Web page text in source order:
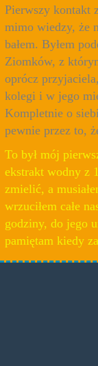
Pierwszy kontakt
mimo wiedzy, że
bałem. Byłem
Ziomków, z
oprócz
kolegi i w jego
Kompletnie o
pewnie przez to,
To był mój
ekstrakt wodny z
zmielić, a
wrzuciłem całe
godziny, do jego
pamiętam kiedy